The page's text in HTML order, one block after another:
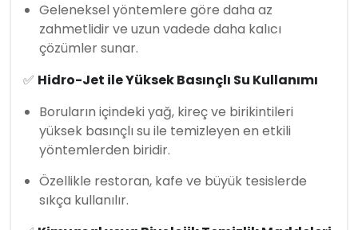
Geleneksel yöntemlere göre daha az
zahmetlidir ve uzun vadede daha kalıcı
çözümler sunar.
✅ Hidro-Jet ile Yüksek Basınçlı Su Kullanımı
Boruların içindeki yağ, kireç ve birikintileri
yüksek basınçlı su ile temizleyen en etkili
yöntemlerden biridir.
Özellikle restoran, kafe ve büyük tesislerde
sıkça kullanılır.